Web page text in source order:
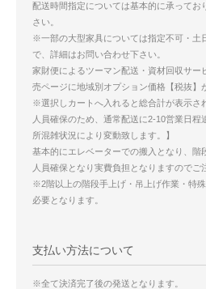
配送時間指定については基本的に承ってお
さい。
※一部の大型家具については指定不可・土
で、詳細はお問い合わせ下さい。
家財便によるツーマン配送・資材回収サー
売ページに地域別オプション価格【税抜】
※選択しカートへ入れると総合計が表示さ
人員確保のため、通常配送に2-10営業日程
所混雑状況により変動致します。】
基本的にエレベーターでの搬入となり、階
人員確保となり実費負担となりますのでご
※2階以上の階段手上げ・吊上げ作業・特
必要となります。
支払い方法について
※全て決済完了後の発送となります。